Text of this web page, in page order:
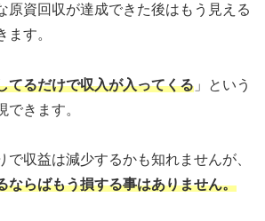
原資回収が達成できた後はもう見える
ます。
てるだけで収入が入ってくる 」という
できます。
で収益は減少するかも知れませんが、
ならばもう損する事はありません。